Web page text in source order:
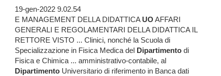
19-gen-2022 9.02.54
E MANAGEMENT DELLA DIDATTICA UO AFFARI
GENERALI E REGOLAMENTARI DELLA DIDATTICA IL
RETTORE VISTO ... Clinici, nonché la Scuola di
Specializzazione in Fisica Medica del Dipartimento di
Fisica e Chimica ... amministrativo-contabile, al
Dipartimento Universitario di riferimento in Banca dati